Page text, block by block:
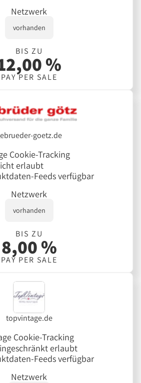
Netzwerk
vorhanden
BIS ZU
%
PAY PER SALE
goetz.de
Cookie-Tracking
erlaubt
Feeds verfügbar
Netzwerk
vorhanden
BIS ZU
8,00 %
PAY PER SALE
topvintage.de
Cookie-Tracking
erlaubt
Feeds verfügbar
Netzwerk